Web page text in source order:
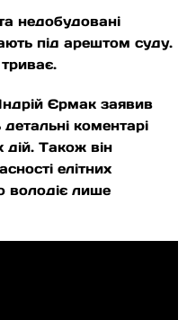
недобудовані
під арештом суду.
Єрмак заявив
коментарі
дій. Також він
елітних
володіє лише